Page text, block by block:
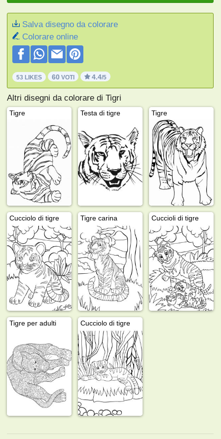
Salva disegno da colorare
Colorare online
53 LIKES 60 VOTI 4.4/5
Altri disegni da colorare di Tigri
Tigre Testa di tigre Tigre
Cucciolo di tigre Tigre carina Cuccioli di tigre
Tigre per adulti Cucciolo di tigre